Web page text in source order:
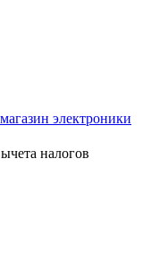
электроники
налогов